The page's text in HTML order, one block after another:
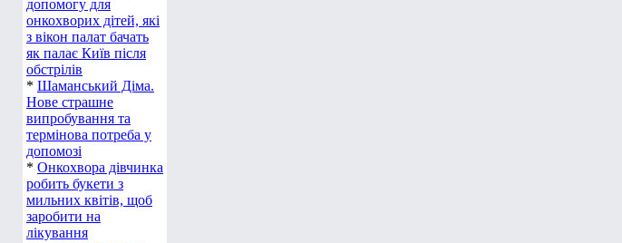
допомогу для
онкохворих дітей, які
з вікон палат бачать
як палає Київ після
обстрілів
* Шаманський Діма.
Нове страшне
випробування та
термінова потреба у
допомозі
* Онкохвора дівчинка
робить букети з
мильних квітів, щоб
заробити на
лікування